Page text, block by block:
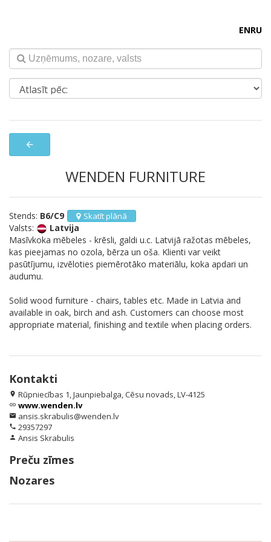
ENRU
arrow_back
WENDEN FURNITURE
Stends: B6/C9 Skatīt plānā
Valsts:
Latvija
Masīvkoka mēbeles - krēsli, galdi u.c. Latvijā ražotas mēbeles,
kas pieejamas no ozola, bērza un oša. Klienti var veikt
pasūtījumu, izvēloties piemērotāko materiālu, koka apdari un
audumu.
Solid wood furniture - chairs, tables etc. Made in Latvia and
available in oak, birch and ash. Customers can choose most
appropriate material, finishing and textile when placing orders.
Kontakti
location_on Rūpniecības 1, Jaunpiebalga, Cēsu novads, LV-4125
link www.wenden.lv
email ansis.skrabulis@wenden.lv
phone 29357297
person Ansis Skrabulis
Preču zīmes
Nozares